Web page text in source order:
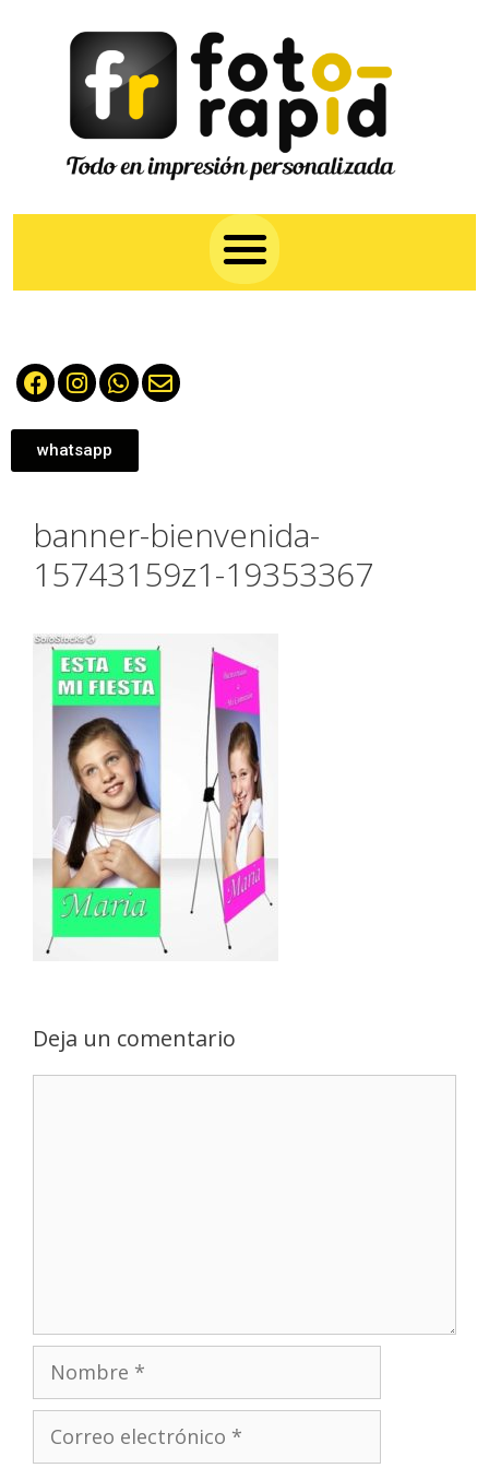
whatsapp
banner-bienvenida-
15743159z1-19353367
Deja un comentario